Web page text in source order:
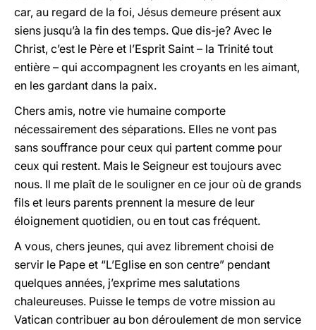
car, au regard de la foi, Jésus demeure présent aux
siens jusqu’à la fin des temps. Que dis-je? Avec le
Christ, c’est le Père et l’Esprit Saint – la Trinité tout
entière – qui accompagnent les croyants en les aimant,
en les gardant dans la paix.
Chers amis, notre vie humaine comporte
nécessairement des séparations. Elles ne vont pas
sans souffrance pour ceux qui partent comme pour
ceux qui restent. Mais le Seigneur est toujours avec
nous. Il me plaît de le souligner en ce jour où de grands
fils et leurs parents prennent la mesure de leur
éloignement quotidien, ou en tout cas fréquent.
A vous, chers jeunes, qui avez librement choisi de
servir le Pape et “L’Eglise en son centre” pendant
quelques années, j’exprime mes salutations
chaleureuses. Puisse le temps de votre mission au
Vatican contribuer au bon déroulement de mon service